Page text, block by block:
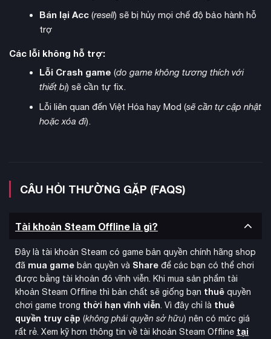
Tại sao nên chọn tài khoản Steam Offline từ KAMIKEY?
bom tấn mech này với mức giá rẻ không tưởng – chỉ bằng
An toàn tuyệt đối:KAMIKEY cung cấp tài khoản Steam
sẵn game, người chơi chỉ cần đăng nhập và chơi ngay mà
không cần cài đặt thêm bất cứ gì
Trải nghiệm bản quyền:Mang lại trải nghiệm chơi game
bản quyền hoàn chỉnh và an toàn với mức giá dễ tiếp cận
Bán lại Acc(resell) sẽ bị hủy mọi chế độ bảo hành hỗ
trợ
Các lỗi không hỗ trợ:
Lỗi Crash game (do game không tương thích với
thiết bị) sẽ cần tự fix.
Lỗi liên quan đến Việt Hóa hay Mod (sẽ cần tự cập nhật
hoặc xóa đi).
CÂU HỎI THƯỜNG GẶP (FAQS)
Tài khoản Steam Offline là gì?
Đây là tài khoản Steam có game bản quyền chính hãng shop
đã mua game bản quyền và Share để các bạn có thể chơi
được bằng tài khoản đó vĩnh viễn. Khi mua sản phẩm tài
khoản Steam Offline thì bản chất sẽ giống bạn thuê quyền
chơi game trong thời hạn vĩnh viễn. Vì đây chỉ là thuê
quyền truy cập (không phải quyền sở hữu) nên có mức giá
rất rẻ. Xem kỹ hơn thông tin về tài khoản Steam Offline tại